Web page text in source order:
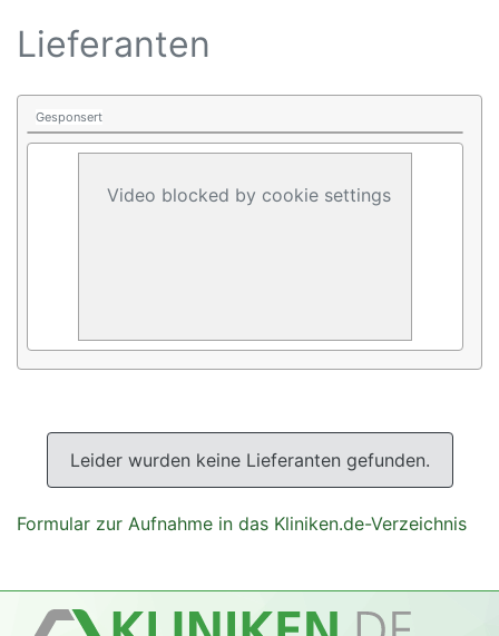
Lieferanten
Gesponsert
Video blocked by cookie settings
Leider wurden keine Lieferanten gefunden.
Formular zur Aufnahme in das Kliniken.de-Verzeichnis